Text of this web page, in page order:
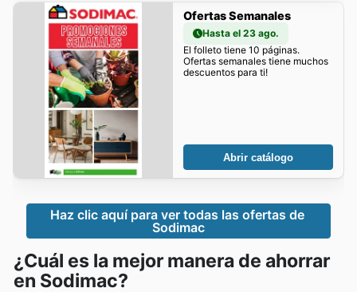
Ofertas Semanales
Hasta el 23 ago.
El folleto tiene 10 páginas.
Ofertas semanales tiene muchos
descuentos para ti!
Abrir catálogo
Haz clic aquí para ver todas las ofertas de
Sodimac
¿Cuál es la mejor manera de ahorrar
en Sodimac?